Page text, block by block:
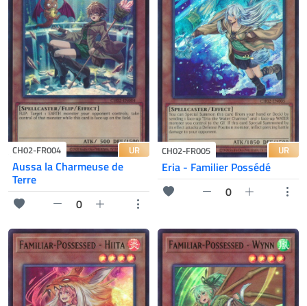
CH02-FR004 UR
Aussa la Charmeuse de
Terre
0
CH02-FR005 UR
Eria - Familier Possédé
0